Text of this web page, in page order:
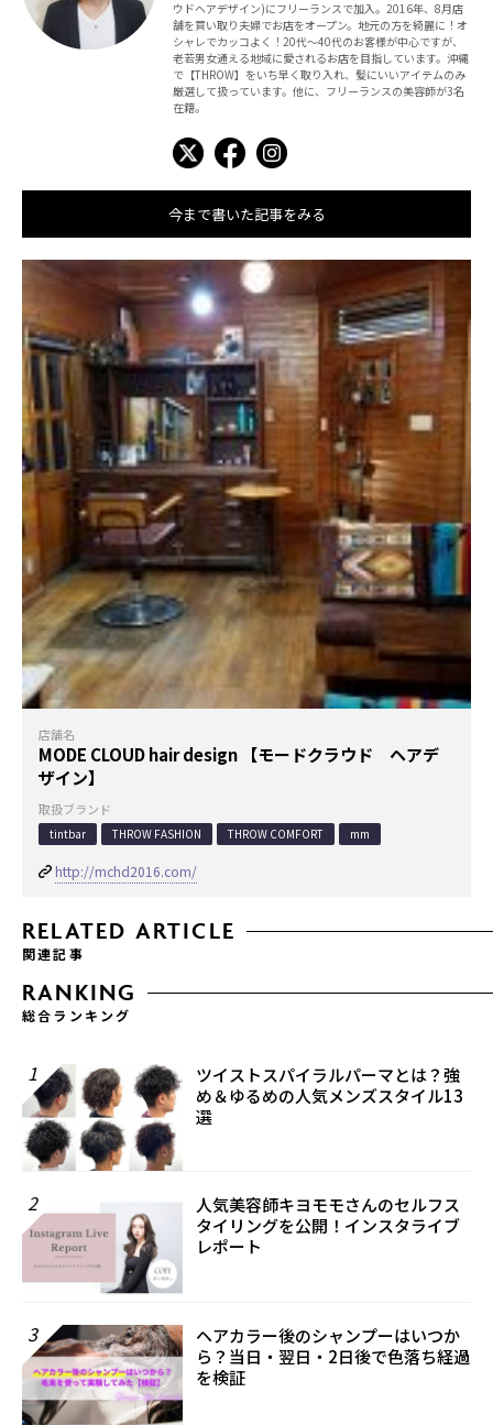
ウドヘアデザイン)にフリーランスで加入。2016年、8月店
舗を買い取り夫婦でお店をオープン。地元の方を綺麗に！オ
シャレでカッコよく！20代～40代のお客様が中心ですが、
老若男女通える地域に愛されるお店を目指しています。沖縄
で【THROW】をいち早く取り入れ、髪にいいアイテムのみ
厳選して扱っています。他に、フリーランスの美容師が3名
在籍。
今まで書いた記事をみる
店舗名
MODE CLOUD hair design 【モードクラウド ヘアデ
ザイン】
取扱ブランド
tintbar THROW FASHION THROW COMFORT mm
http://mchd2016.com/
RELATED ARTICLE
関連記事
RANKING
総合ランキング
1
ツイストスパイラルパーマとは？強
め＆ゆるめの人気メンズスタイル13
選
2
人気美容師キヨモモさんのセルフス
タイリングを公開！インスタライブ
レポート
3
ヘアカラー後のシャンプーはいつか
ら？当日・翌日・2日後で色落ち経過
を検証